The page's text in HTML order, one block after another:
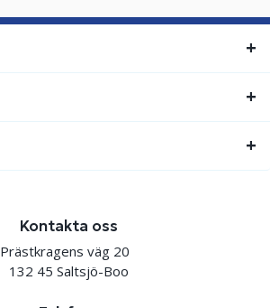
Kontakta oss
Prästkragens väg 20
132 45 Saltsjö-Boo